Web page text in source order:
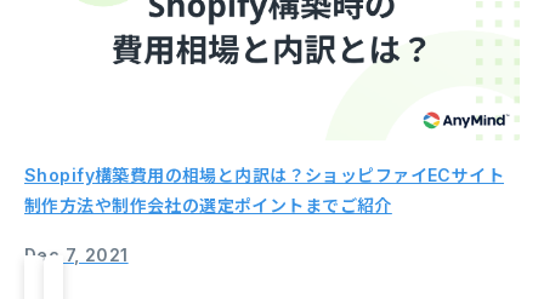
Shopify構築費用の相場と内訳は？ショッピファイECサイト
制作方法や制作会社の選定ポイントまでご紹介
Dec 7, 2021